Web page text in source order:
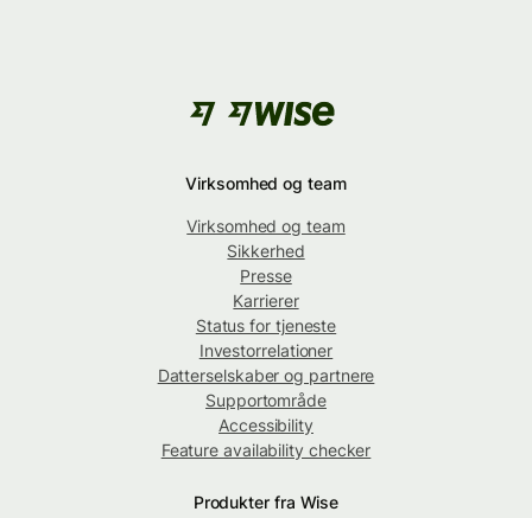
Virksomhed og team
Virksomhed og team
Sikkerhed
Presse
Karrierer
Status for tjeneste
Investorrelationer
Datterselskaber og partnere
Supportområde
Accessibility
Feature availability checker
Produkter fra Wise